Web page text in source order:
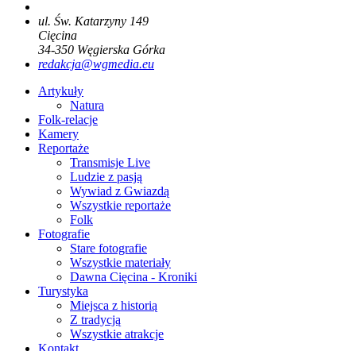
ul. Św. Katarzyny 149
Cięcina
34-350 Węgierska Górka
redakcja@wgmedia.eu
Artykuły
Natura
Folk-relacje
Kamery
Reportaże
Transmisje Live
Ludzie z pasją
Wywiad z Gwiazdą
Wszystkie reportaże
Folk
Fotografie
Stare fotografie
Wszystkie materiały
Dawna Cięcina - Kroniki
Turystyka
Miejsca z historią
Z tradycją
Wszystkie atrakcje
Kontakt